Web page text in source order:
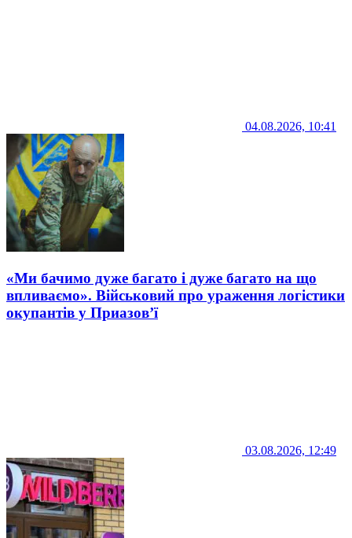
04.08.2026, 10:41
«Ми бачимо дуже багато і дуже багато на що
впливаємо». Військовий про ураження логістики
окупантів у Приазов’ї
03.08.2026, 12:49